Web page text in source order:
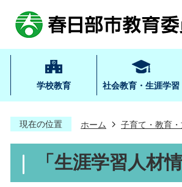
学校教育 社会教育・生涯学習
現在の位置 ホーム 子育て・教育
「生涯学習人材